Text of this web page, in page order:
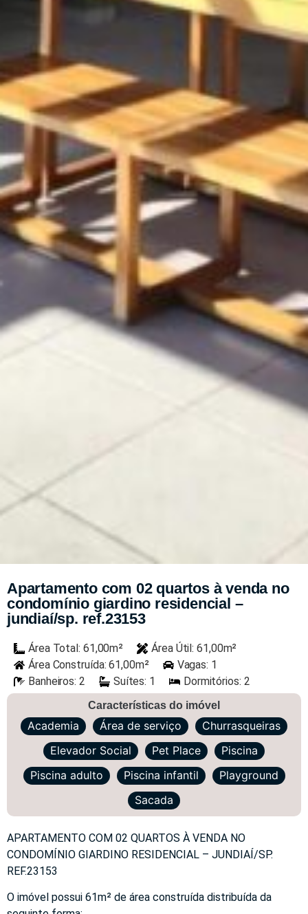
Apartamento com 02 quartos à venda no
condomínio giardino residencial –
jundiaí/sp. ref.23153
Área Total: 61,00m²
Área Útil: 61,00m²
Área Construída: 61,00m²
Vagas: 1
Banheiros: 2
Suítes: 1 Dormitórios: 2
Características do imóvel
Academia Área de serviço
Churrasqueiras
Elevador Social
Pet Place
Piscina
Piscina adulto
Piscina infantil
Playground
Sacada
APARTAMENTO COM 02 QUARTOS À VENDA NO
CONDOMÍNIO GIARDINO RESIDENCIAL – JUNDIAÍ/SP.
REF.23153
O imóvel possui 61m² de área construída distribuída da